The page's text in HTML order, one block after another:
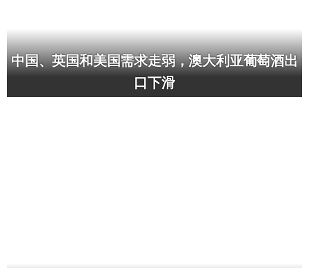
中国、英国和美国需求走弱，澳大利亚葡萄酒出
口下滑